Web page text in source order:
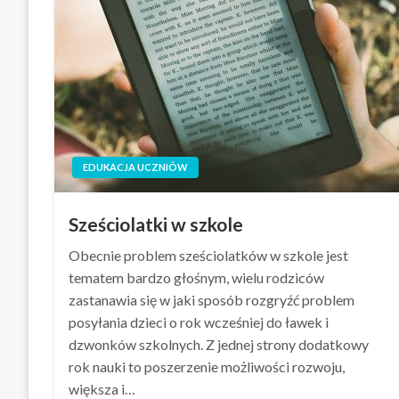
EDUKACJA UCZNIÓW
Sześciolatki w szkole
Obecnie problem sześciolatków w szkole jest
tematem bardzo głośnym, wielu rodziców
zastanawia się w jaki sposób rozgryźć problem
posyłania dzieci o rok wcześniej do ławek i
dzwonków szkolnych. Z jednej strony dodatkowy
rok nauki to poszerzenie możliwości rozwoju,
większa i…